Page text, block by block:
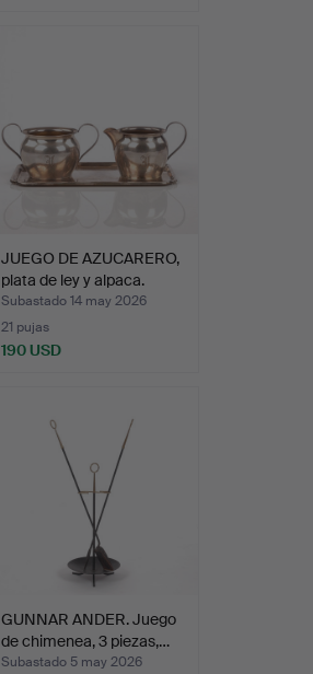
JUEGO DE AZUCARERO,
plata de ley y alpaca.
Subastado 14 may 2026
21 pujas
190 USD
GUNNAR ANDER. Juego
de chimenea, 3 piezas,…
Subastado 5 may 2026